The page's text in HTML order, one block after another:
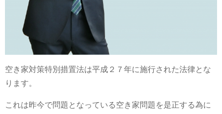
空き家対策特別措置法は平成２７年に施行された法律とな
ります。
これは昨今で問題となっている空き家問題を是正する為に